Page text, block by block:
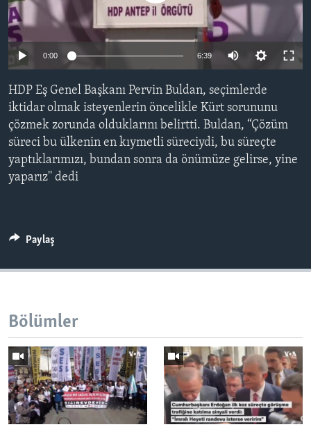
HAYATTAN
BIZI TAKIP EDIN
0:00 6:39
HDP Eş Genel Başkanı Pervin Buldan, seçimlerde
iktidar olmak isteyenlerin öncelikle Kürt sorununu
çözmek zorunda olduklarını belirtti. Buldan, “Çözüm
süreci bu ülkenin en kıymetli süreciydi, bu süreçte
yaptıklarımızı, bundan sonra da önümüze gelirse, yine
yaparız'' dedi
Paylaş
Bölümler